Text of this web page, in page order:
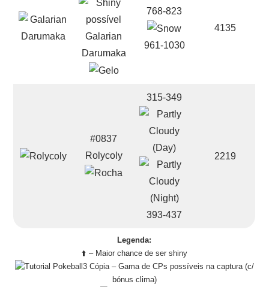
Galarian
Darumaka
768-823
961-1030
4135
#0837
Rolycoly
315-349
393-437
2219
Legenda:
⬆️ – Maior chance de ser shiny
– Gama de CPs possíveis na captura (c/
bónus clima)